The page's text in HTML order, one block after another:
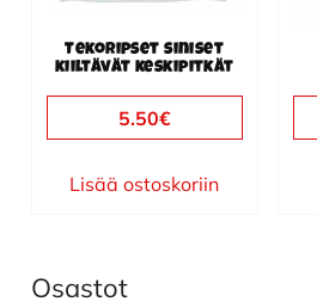
Tekoripset siniset
kiiltävät keskipitkät
5.50€
Lisää ostoskoriin
Ensisijainen
Osastot